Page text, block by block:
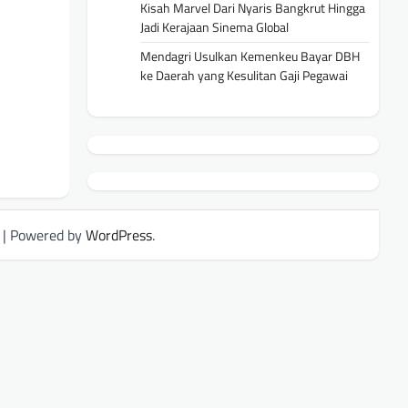
Kisah Marvel Dari Nyaris Bangkrut Hingga
Jadi Kerajaan Sinema Global
Mendagri Usulkan Kemenkeu Bayar DBH
ke Daerah yang Kesulitan Gaji Pegawai
| Powered byWordPress.